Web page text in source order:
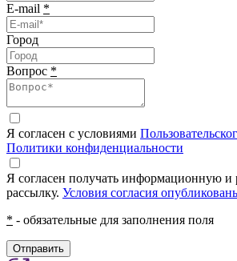
E-mail *
Город
Вопрос *
Я согласен с условиями
Политики конфиденциальности
Я согласен получать информационную
рассылку. Условия согласия
* - обязательные для заполнения поля
Отправить